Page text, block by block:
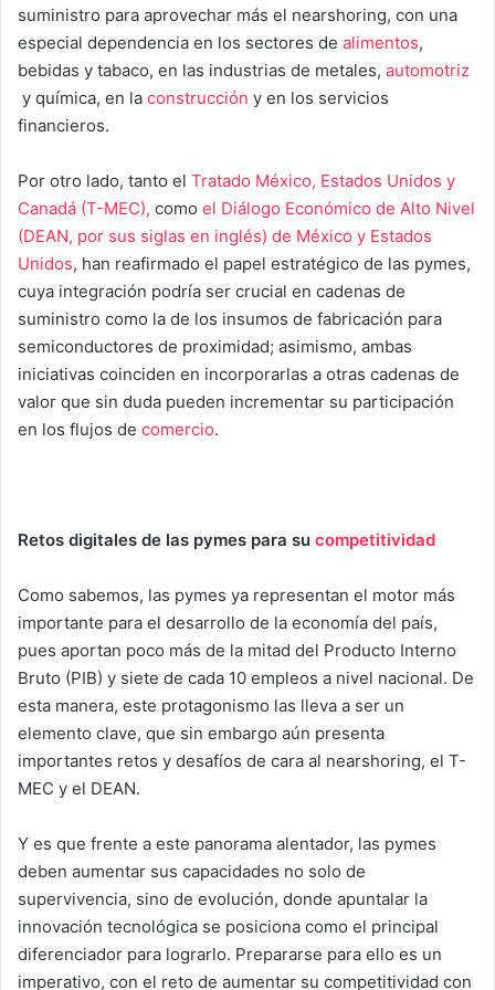
suministro para aprovechar más el nearshoring, con una
especial dependencia en los sectores de alimentos,
bebidas y tabaco, en las industrias de metales, automotriz
y química, en la construcción y en los servicios
financieros.
Por otro lado, tanto el Tratado México, Estados Unidos y
Canadá (T-MEC), como el Diálogo Económico de Alto Nivel
(DEAN, por sus siglas en inglés) de México y Estados
Unidos, han reafirmado el papel estratégico de las pymes,
cuya integración podría ser crucial en cadenas de
suministro como la de los insumos de fabricación para
semiconductores de proximidad; asimismo, ambas
iniciativas coinciden en incorporarlas a otras cadenas de
valor que sin duda pueden incrementar su participación
en los flujos de comercio.
Retos digitales de las pymes para su competitividad
Como sabemos, las pymes ya representan el motor más
importante para el desarrollo de la economía del país,
pues aportan poco más de la mitad del Producto Interno
Bruto (PIB) y siete de cada 10 empleos a nivel nacional. De
esta manera, este protagonismo las lleva a ser un
elemento clave, que sin embargo aún presenta
importantes retos y desafíos de cara al nearshoring, el T-
MEC y el DEAN.
Y es que frente a este panorama alentador, las pymes
deben aumentar sus capacidades no solo de
supervivencia, sino de evolución, donde apuntalar la
innovación tecnológica se posiciona como el principal
diferenciador para lograrlo. Prepararse para ello es un
imperativo, con el reto de aumentar su competitividad con